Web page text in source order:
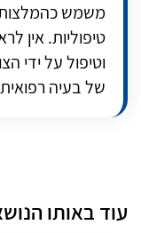
משמש כהמלצות
טיפוליות. אין
וטיפול על ידי
של בעיה
עוד באותו